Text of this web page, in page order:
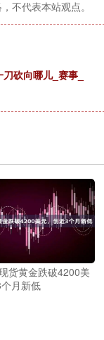
不代表本站观点。
砍向哪儿_赛事_
货黄金跌破4200美
月新低